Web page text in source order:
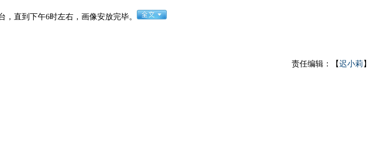
直到下午6时左右，画像安放完毕。
责任编辑：【迟小莉 】